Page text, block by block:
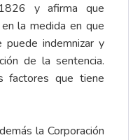
y afirma que
la medida en que
puede indemnizar y
de la sentencia.
factores que tiene
la Corporación